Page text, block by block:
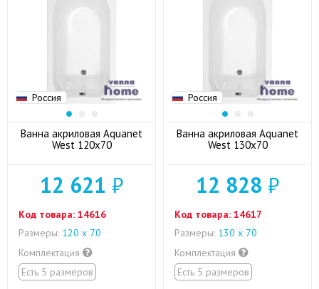
Россия
Ванна акриловая Aquanet
West 120x70
12 621 ₽
Код товара: 14616
Размеры: 120 х 70
Комплектация
Есть 5 размеров
Россия
Ванна акриловая Aquanet
West 130x70
12 828 ₽
Код товара: 14617
Размеры: 130 х 70
Комплектация
Есть 5 размеров